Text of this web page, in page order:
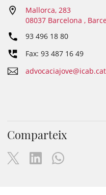
Mallorca, 283
08037 Barcelona ,
93 496 18 80
Fax: 93 487 16 49
advocaciajove@icab.cat
Comparteix